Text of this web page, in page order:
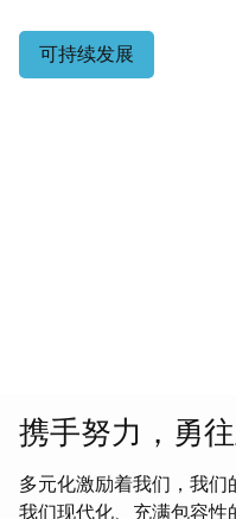
可持续发展
携手努力，勇
多元化激励着我们，我
我们现代化、充满包容